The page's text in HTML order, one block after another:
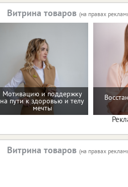
Витрина товаров (на правах
Мотивацию и поддержку
на пути к здоровью и телу
мечты
Витрина товаров (на правах